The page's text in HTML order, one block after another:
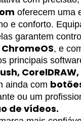
oferecem uma
e conforto.
garantem
, e
ainda com
ou um
de vídeos.